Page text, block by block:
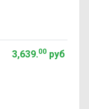
3,639.00руб